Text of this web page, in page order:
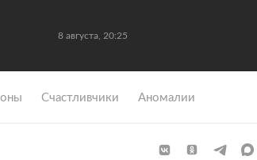
8 августа, 20:25
Счастливчики Аномалии